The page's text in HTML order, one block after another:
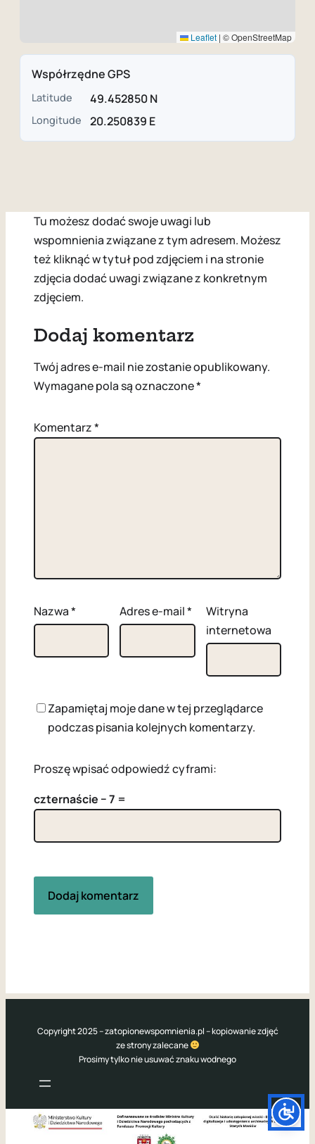
Leaflet | © OpenStreetMap
Współrzędne GPS
Latitude 49.452850 N
Longitude 20.250839 E
Tu możesz dodać swoje uwagi lub
wspomnienia związane z tym adresem. Możesz
też kliknąć w tytuł pod zdjęciem i na stronie
zdjęcia dodać uwagi związane z konkretnym
zdjęciem.
Dodaj komentarz
Twój adres e-mail nie zostanie opublikowany.
Wymagane pola są oznaczone*
Komentarz*
Nazwa* Adres e-mail*
Witryna
internetowa
Zapamiętaj moje dane w tej przeglądarce
podczas pisania kolejnych komentarzy.
Proszę wpisać odpowiedź cyframi:
czternaście − 7 =
Copyright 2025 – zatopionewspomnienia.pl – kopiowanie zdjęć
ze strony zalecane
Prosimy tylko nie usuwać znaku wodnego